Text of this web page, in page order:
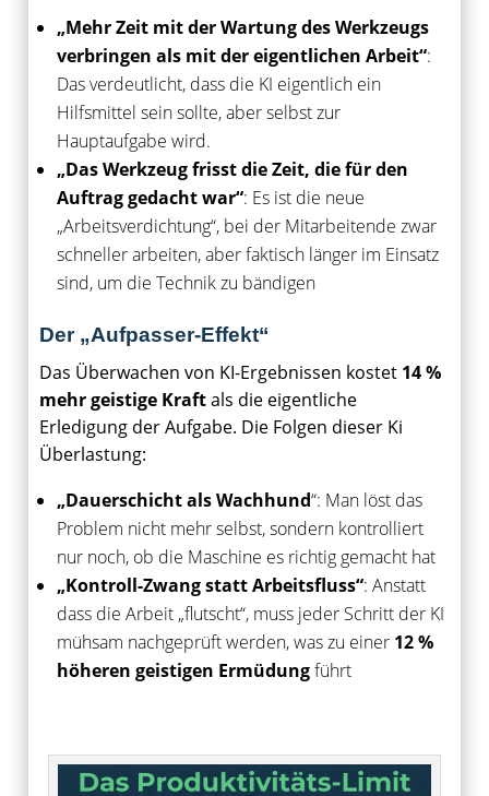
„Mehr Zeit mit der Wartung des Werkzeugs
verbringen als mit der eigentlichen Arbeit“:
Das verdeutlicht, dass die KI eigentlich ein
Hilfsmittel sein sollte, aber selbst zur
Hauptaufgabe wird.
„Das Werkzeug frisst die Zeit, die für den
Auftrag gedacht war“: Es ist die neue
„Arbeitsverdichtung“, bei der Mitarbeitende zwar
schneller arbeiten, aber faktisch länger im Einsatz
sind, um die Technik zu bändigen
Der „Aufpasser-Effekt“
Das Überwachen von KI-Ergebnissen kostet 14 %
mehr geistige Kraftals die eigentliche
Erledigung der Aufgabe. Die Folgen dieser Ki
Überlastung:
„Dauerschicht als Wachhund“: Man löst das
Problem nicht mehr selbst, sondern kontrolliert
nur noch, ob die Maschine es richtig gemacht hat
„Kontroll-Zwang statt Arbeitsfluss“: Anstatt
dass die Arbeit „flutscht“, muss jeder Schritt der KI
mühsam nachgeprüft werden, was zu einer 12 %
höheren geistigen Ermüdungführt